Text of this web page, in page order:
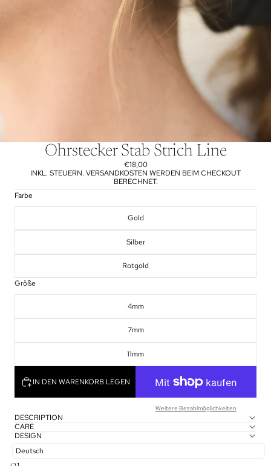
Ohrstecker Stab Strich Line
€18,00
INKL. STEUERN. VERSANDKOSTEN WERDEN BEIM CHECKOUT
BERECHNET.
Farbe
Gold
Silber
Rotgold
Größe
4mm
7mm
11mm
IN DEN WARENKORB LEGEN
Weitere Bezahlmöglichkeiten
DESCRIPTION
CARE
DESIGN
Deutsch